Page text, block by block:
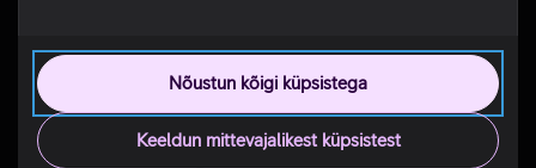
Nõustun kõigi küpsistega
Keeldun mittevajalikest küpsistest